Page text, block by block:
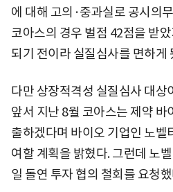
에 대해 고의·중과실로 공시의
코아스의 경우 벌점 42점을 받
되기 전이라 실질심사를 면하게
다만 상장적격성 실질심사 대상
앞서 지난 8월 코아스는 제약 바
출하겠다며 바이오 기업인 노벨
여할 계획을 밝혔다. 그런데 노
일 돌연 투자 협의 철회를 요청